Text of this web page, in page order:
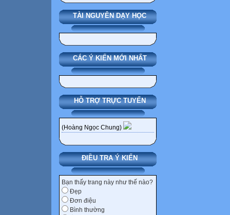
TÀI NGUYÊN DẠY HỌC
CÁC Ý KIẾN MỚI NHẤT
HỖ TRỢ TRỰC TUYẾN
(Hoàng Ngọc Chung)
ĐIỀU TRA Ý KIẾN
Bạn thấy trang này như thế nào?
Đẹp
Đơn điệu
Bình thường